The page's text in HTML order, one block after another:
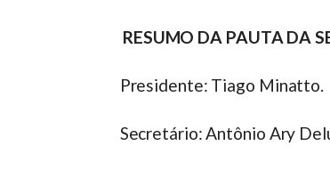
RESUMO DA PAUTA DA
Presidente: Tiago Minatto.
Secretário: Antônio Ary